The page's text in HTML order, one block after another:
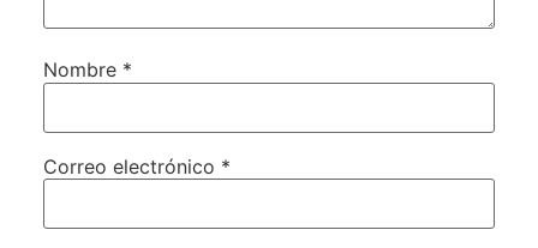
Nombre *
Correo electrónico *